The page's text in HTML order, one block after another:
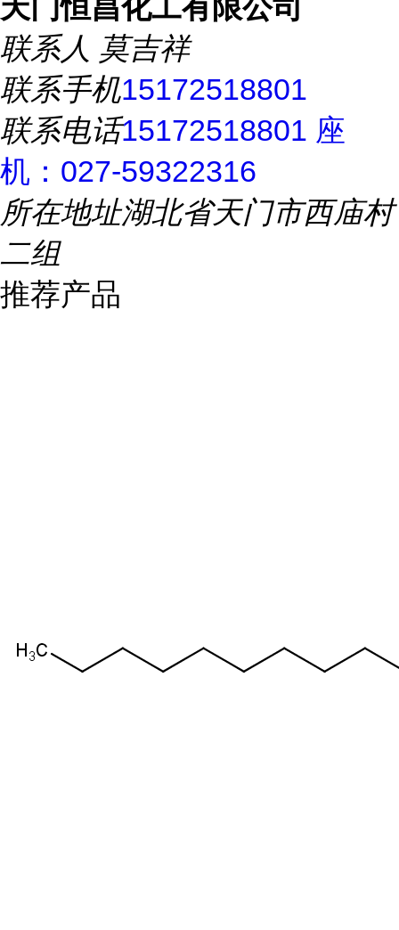
天门恒昌化工有限公司
联系人 莫吉祥
联系手机15172518801
联系电话15172518801 座
机：027-59322316
所在地址湖北省天门市西庙村
二组
推荐产品